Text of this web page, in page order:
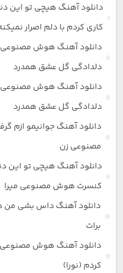
دانلود آهنگ هیچی تو این
کاری کردم با دلم اصرار
دانلود آهنگ هوش مصنوعی
دلدادگی گل عشق همدرد
دانلود آهنگ هوش مصنوعی
دلدادگی گل عشق همدرد
دانلود آهنگ جوانیمو
مصنوعی زن
دانلود آهنگ هیچی تو این
کنسرت هوش مصنوعی میرا
دانلود آهنگ داس بشی من
برات
دانلود آهنگ هوش مصنوعی
کردم (نورا)